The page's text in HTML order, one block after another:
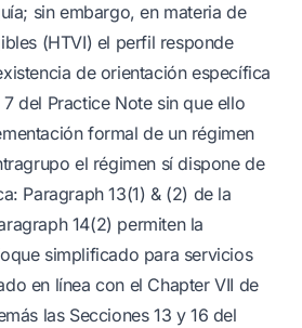
sin embargo, en materia de
(HTVI) el perfil responde
de orientación específica
del Practice Note sin que ello
formal de un régimen
el régimen sí dispone de
Paragraph 13(1) & (2) de la
14(2) permiten la
simplificado para servicios
en línea con el Chapter VII de
las Secciones 13 y 16 del